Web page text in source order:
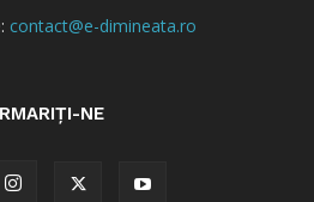
contact@e-dimineata.ro
NE